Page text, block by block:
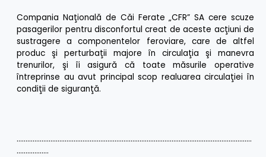
Compania Naţională de Căi Ferate „CFR” SA cere scuze
pasagerilor pentru disconfortul creat de aceste acţiuni de
sustragere a componentelor feroviare, care de altfel
produc şi perturbaţii majore în circulaţia şi manevra
trenurilor, şi îi asigură că toate măsurile operative
întreprinse au avut principal scop realuarea circulaţiei în
condiţii de siguranţă.
……………………………………………………………………………………………………………………
………………